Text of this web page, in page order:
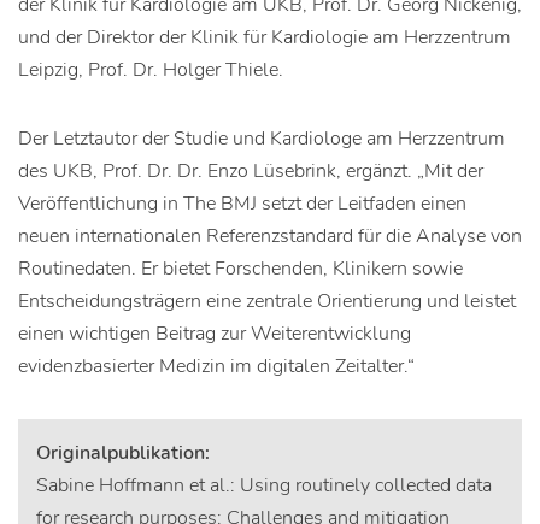
und der Direktor der Klinik für Kardiologie am Herzzentrum
Leipzig, Prof. Dr. Holger Thiele.
Der Letztautor der Studie und Kardiologe am Herzzentrum
des UKB, Prof. Dr. Dr. Enzo Lüsebrink, ergänzt. „Mit der
Veröffentlichung in The BMJ setzt der Leitfaden einen
neuen internationalen Referenzstandard für die Analyse von
Routinedaten. Er bietet Forschenden, Klinikern sowie
Entscheidungsträgern eine zentrale Orientierung und leistet
einen wichtigen Beitrag zur Weiterentwicklung
evidenzbasierter Medizin im digitalen Zeitalter.“
Originalpublikation:
Sabine Hoffmann et al.: Using routinely collected data
for research purposes: Challenges and mitigation